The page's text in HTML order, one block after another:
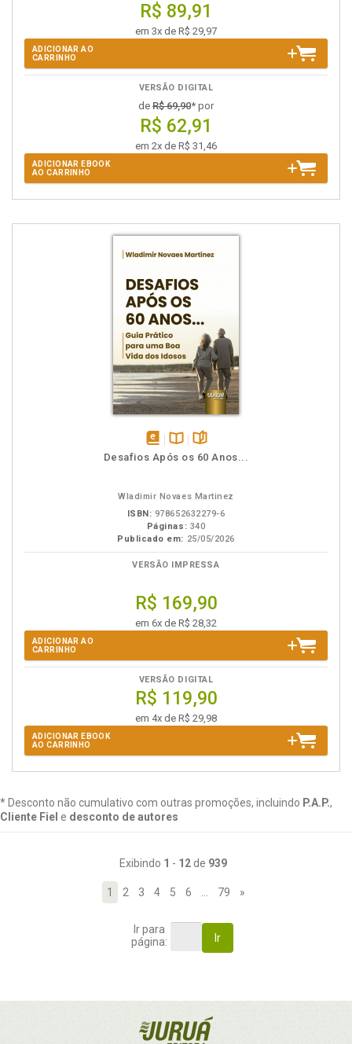
R$ 89,91
em 3x de R$ 29,97
ADICIONAR AO
CARRINHO
VERSÃO DIGITAL
de R$ 69,90* por
R$ 62,91
em 2x de R$ 31,46
ADICIONAR EBOOK
AO CARRINHO
disponívelDisponível
páginas
Desafios Após os 60 Anos...
Wladimir Novaes Martinez
ISBN: 978652632279-6
Páginas: 340
Publicado em: 25/05/2026
VERSÃO IMPRESSA
R$ 169,90
em 6x de R$ 28,32
ADICIONAR AO
CARRINHO
VERSÃO DIGITAL
R$ 119,90
em 4x de R$ 29,98
ADICIONAR EBOOK
AO CARRINHO
* Desconto não cumulativo com outras promoções, incluindo P.A.P.,
Cliente Fiel e desconto de autores
Exibindo 1 - 12de 939
1 2 3 4 5 6 79 »
Ir para
página:
Ir